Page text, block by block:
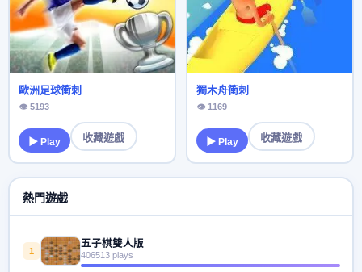
歐洲足球衝刺
👁 5193
▶ Play 收藏遊戲
獨木舟衝刺
👁 1169
▶ Play 收藏遊戲
熱門遊戲
1
五子棋雙人版
406513 plays